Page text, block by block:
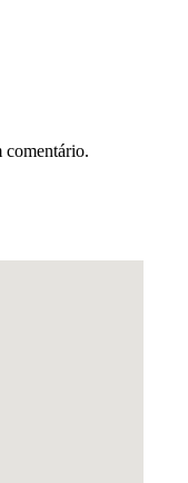
comentário.